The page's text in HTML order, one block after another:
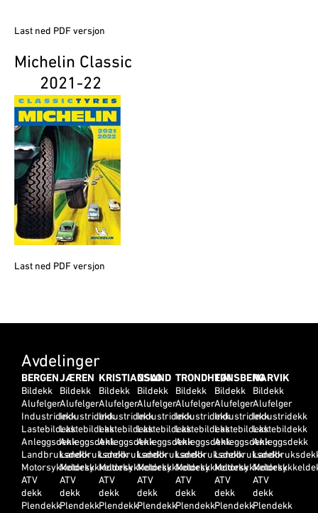
Last ned PDF versjon
Michelin Classic
2021-22
Last ned PDF versjon
Avdelinger
BERGEN
Bildekk
Alufelger
Industridekk
Lastebildekk
Anleggsdekk
Landbruksdekk
Motorsykkeldekk
ATV
dekk
Plendekk
JÆREN
Bildekk
Alufelger
Industridekk
Lastebildekk
Anleggsdekk
Landbruksdekk
Motorsykkeldekk
ATV
dekk
Plendekk
KRISTIANSAND
Bildekk
Alufelger
Industridekk
Lastebildekk
Anleggsdekk
Landbruksdekk
Motorsykkeldekk
ATV
dekk
Plendekk
OSLO
Bildekk
Alufelger
Industridekk
Lastebildekk
Anleggsdekk
Landbruksdekk
Motorsykkeldekk
ATV
dekk
Plendekk
TRONDHEIM
Bildekk
Alufelger
Industridekk
Lastebildekk
Anleggsdekk
Landbruksdekk
Motorsykkeldekk
ATV
dekk
Plendekk
TØNSBERG
Bildekk
Alufelger
Industridekk
Lastebildekk
Anleggsdekk
Landbruksdekk
Motorsykkeldekk
ATV
dekk
Plendekk
NARVIK
Bildekk
Alufelger
Industridekk
Lastebildekk
Anleggsdekk
ATV
dekk
Plendekk